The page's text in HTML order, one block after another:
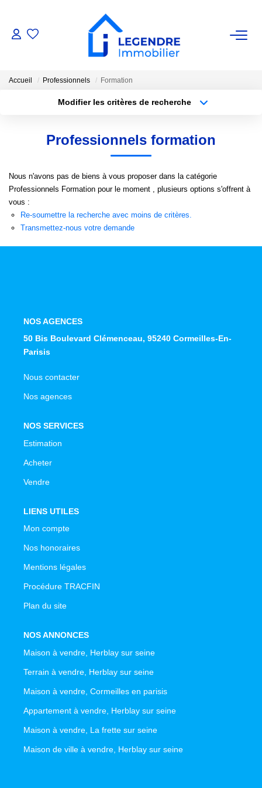
VENTE
Nos Biens Vendus
ESTIMATION
NOS AGENCES
Qui Sommes-Nous ?
Notre Équipe
Accueil Professionnels Formation
Modifier les critères de recherche
Plus de critères Créer une alerte
Professionnels formation
Nous n'avons pas de biens à vous proposer dans la catégorie
Professionnels Formation pour le moment , plusieurs options s'offrent à
vous :
Re-soumettre la recherche avec moins de critères.
Transmettez-nous votre demande
NOS AGENCES
50 Bis Boulevard Clémenceau, 95240 Cormeilles-En-
Parisis
Nous contacter
Nos agences
NOS SERVICES
Estimation
Acheter
Vendre
LIENS UTILES
Mon compte
Nos honoraires
Mentions légales
Procédure TRACFIN
Plan du site
NOS ANNONCES
Maison à vendre, Herblay sur seine
Terrain à vendre, Herblay sur seine
Maison à vendre, Cormeilles en parisis
Appartement à vendre, Herblay sur seine
Maison à vendre, La frette sur seine
Maison de ville à vendre, Herblay sur seine